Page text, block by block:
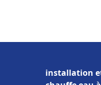
installation